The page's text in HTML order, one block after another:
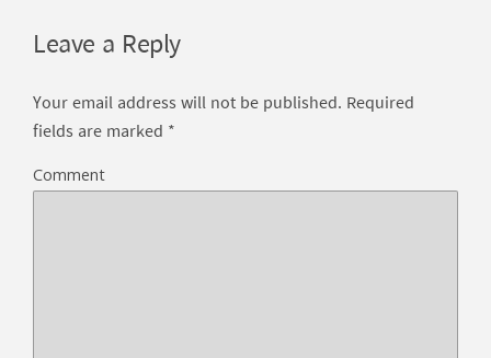
Leave a Reply
Your email address will not be published. Required
fields are marked *
Comment